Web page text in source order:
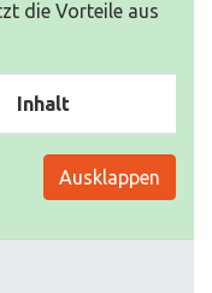
die Vorteile aus
Inhalt
Ausklappen